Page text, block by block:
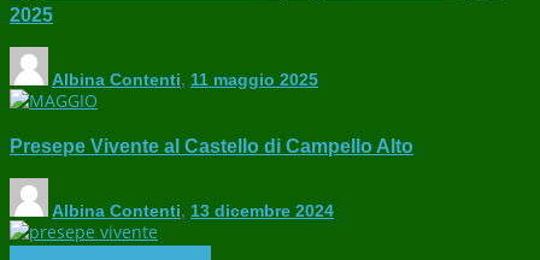
2025
Albina Contenti, 11 maggio 2025
Presepe Vivente al Castello di Campello Alto
Albina Contenti, 13 dicembre 2024